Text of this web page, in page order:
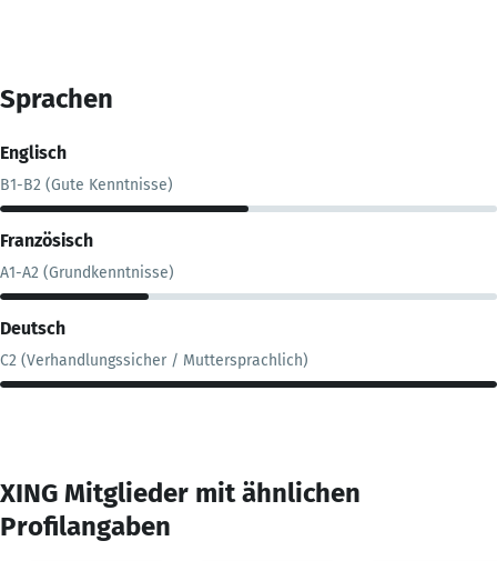
Sprachen
Englisch
B1-B2 (Gute Kenntnisse)
Französisch
A1-A2 (Grundkenntnisse)
Deutsch
C2 (Verhandlungssicher / Muttersprachlich)
XING Mitglieder mit ähnlichen
Profilangaben